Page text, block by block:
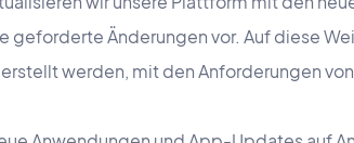
geforderte Änderungen vor. Auf diese
werden, mit den Anforderungen